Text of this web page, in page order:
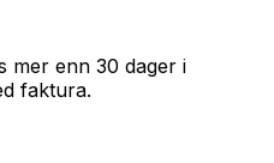
mer enn 30 dager i
faktura.